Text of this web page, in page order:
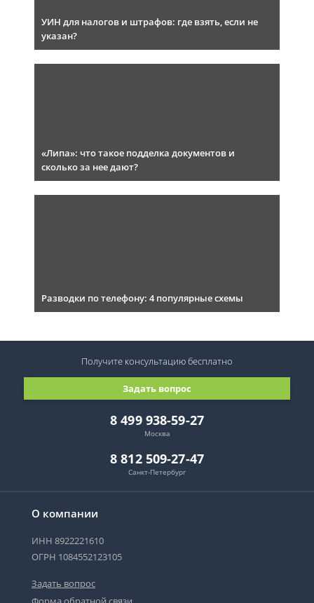
УИН для налогов и штрафов: где взять, если не
указан?
«Липа»: что такое подделка документов и
сколько за нее дают?
Разводки по телефону: 4 популярные схемы
О компании
ИНН 8922221610
ОГРН 1084552123105
Задать вопрос
8 499 938-59-27
Москва
8 812 509-27-47
Санкт-Петербург
Задать вопрос
Получите консультациюбесплатно